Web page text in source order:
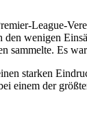
League-
wenigen
Es
starken
einem der